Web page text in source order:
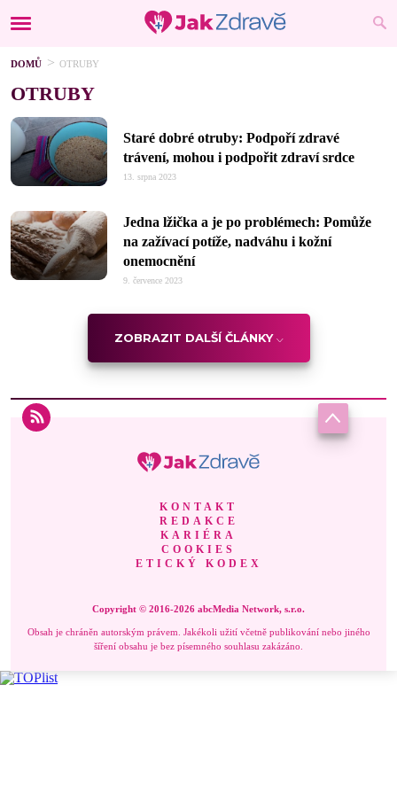
DOMŮ OTRUBY
OTRUBY
Staré dobré otruby: Podpoří zdravé
trávení, mohou i podpořit zdraví srdce
13. srpna 2023
Jedna lžička a je po problémech: Pomůže
na zažívací potíže, nadváhu i kožní
onemocnění
9. července 2023
ZOBRAZIT DALŠÍ ČLÁNKY
KONTAKT
REDAKCE
KARIÉRA
COOKIES
ETICKÝ KODEX
Copyright © 2016-2026 abcMedia Network, s.r.o.
Obsah je chráněn autorským právem. Jakékoli užití včetně publikování nebo jiného
šíření obsahu je bez písemného souhlasu zakázáno.